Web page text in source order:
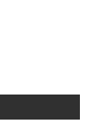
quantità